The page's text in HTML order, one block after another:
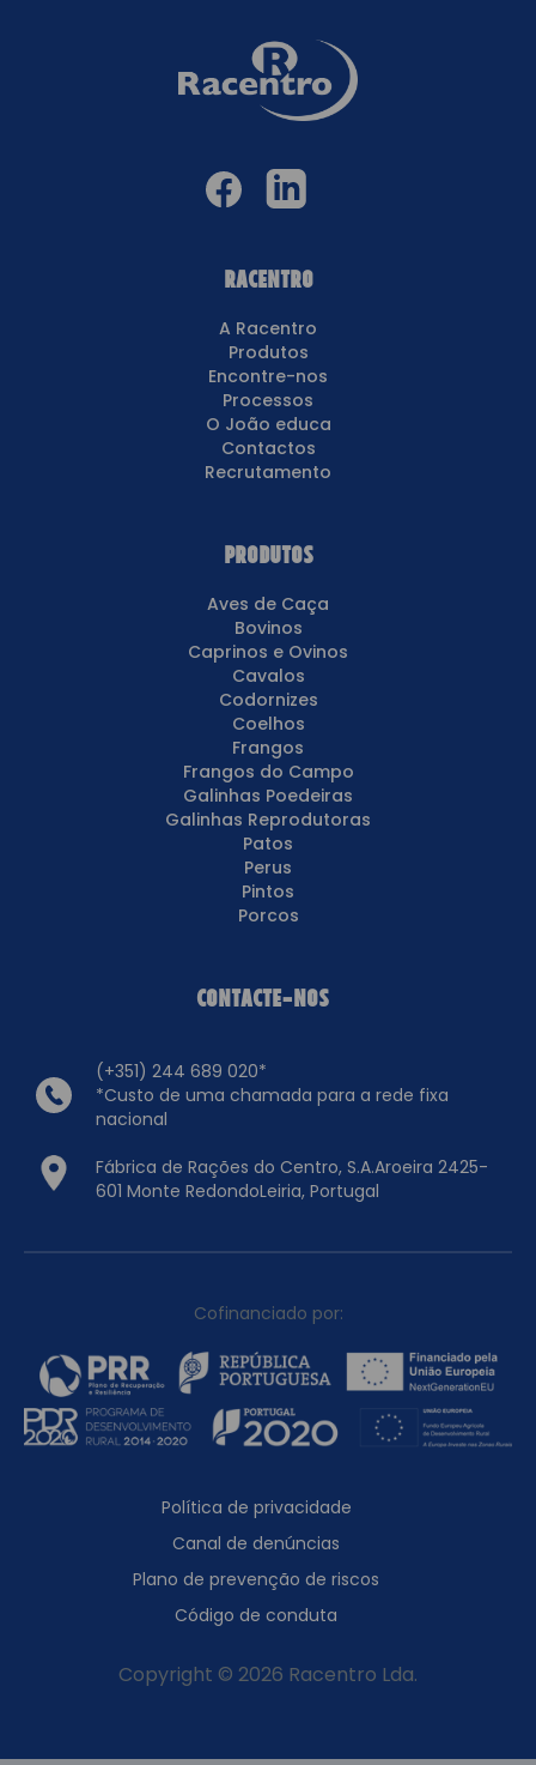
Racentro
A Racentro
Produtos
Encontre-nos
Processos
O João educa
Contactos
Recrutamento
Produtos
Aves de Caça
Bovinos
Caprinos e Ovinos
Cavalos
Codornizes
Coelhos
Frangos
Frangos do Campo
Galinhas Poedeiras
Galinhas Reprodutoras
Patos
Perus
Pintos
Porcos
Contacte-nos
(+351) 244 689 020*
*Custo de uma chamada para a rede fixa
nacional
Fábrica de Rações do Centro, S.A.Aroeira 2425-
601 Monte RedondoLeiria, Portugal
Cofinanciado por:
Política de privacidade
Canal de denúncias
Plano de prevenção de riscos
Código de conduta
Copyright © 2026 Racentro Lda.